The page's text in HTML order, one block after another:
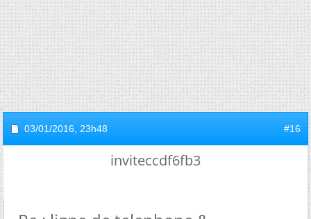
03/01/2016, 23h48 #16
inviteccdf6fb3